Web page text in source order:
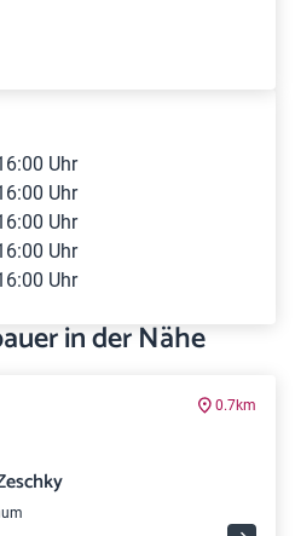
Uhr
Uhr
Uhr
Uhr
Uhr
in der Nähe
0.7km